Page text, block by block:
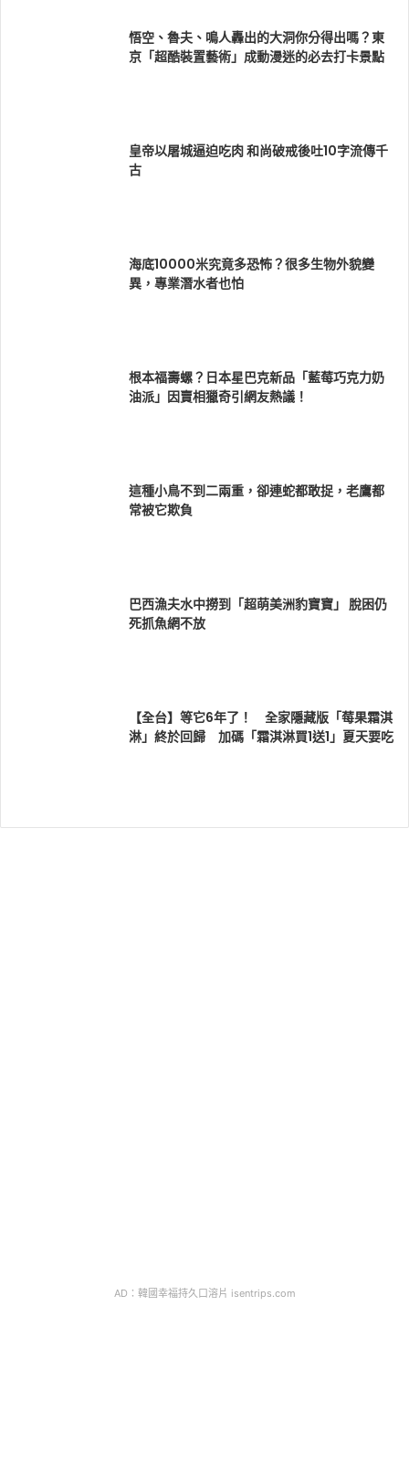
悟空、魯夫、鳴人轟出的大洞你分得出嗎？東
京「超酷裝置藝術」成動漫迷的必去打卡景點
皇帝以屠城逼迫吃肉 和尚破戒後吐10字流傳千
古
海底10000米究竟多恐怖？很多生物外貌變
異，專業潛水者也怕
根本福壽螺？日本星巴克新品「藍莓巧克力奶
油派」因賣相獵奇引網友熱議！
這種小鳥不到二兩重，卻連蛇都敢捉，老鷹都
常被它欺負
巴西漁夫水中撈到「超萌美洲豹寶寶」 脫困仍
死抓魚網不放
【全台】等它6年了！ 全家隱藏版「莓果霜淇
淋」終於回歸 加碼「霜淇淋買1送1」夏天要吃
AD：韓國幸福持久口溶片 isentrips.com